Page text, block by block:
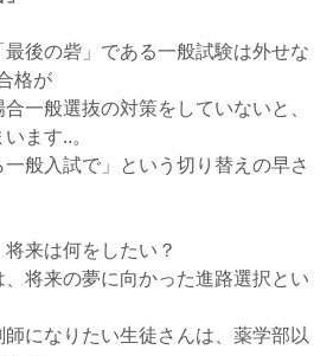
の砦」である一般試験は外せな
格が
般選抜の対策をしていないと、
ます..。
入試で」という切り替えの早さ
来は何をしたい？
来の夢に向かった進路選択とい
なりたい生徒さんは、薬学部以